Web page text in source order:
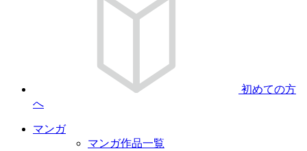
初めての方
へ
マンガ
マンガ作品一覧